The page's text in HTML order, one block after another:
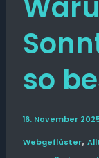
so
16. November
Web­­geflüster,